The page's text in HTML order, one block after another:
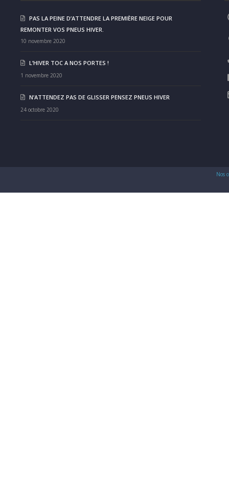
PAS LA PEINE D’ATTENDRE LA PREMIÈRE NEIGE POUR
REMONTER VOS PNEUS HIVER.
10 novembre 2020
L’HIVER TOC A NOS PORTES !
1 novembre 2020
N’ATTENDEZ PAS DE GLISSER PENSEZ PNEUS HIVER
24 octobre 2020
Nos